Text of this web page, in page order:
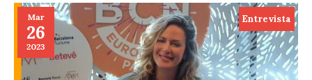
Mar
26
2023
Entrevista